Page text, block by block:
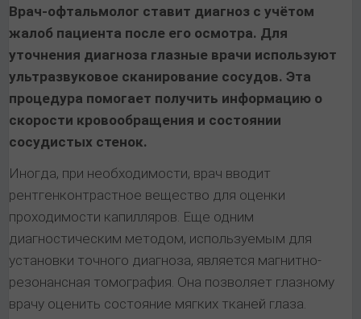
Врач-офтальмолог ставит диагноз с учётом
жалоб пациента после его осмотра. Для
уточнения диагноза глазные врачи используют
ультразвуковое сканирование сосудов. Эта
процедура помогает получить информацию о
скорости кровообращения и состоянии
сосудистых стенок.
Иногда, при необходимости, врач вводит
рентгенконтрастное вещество для оценки
проходимости капилляров. Еще одним
диагностическим методом, используемым для
установки точного диагноза, является магнитно-
резонансная томография. Она позволяет глазному
врачу оценить состояние мягких тканей глаза.